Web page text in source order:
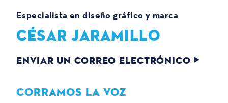
Especialista en diseño gráfico y marca
CÉSAR JARAMILLO
ENVIAR UN CORREO ELECTRÓNICO
CORRAMOS LA VOZ